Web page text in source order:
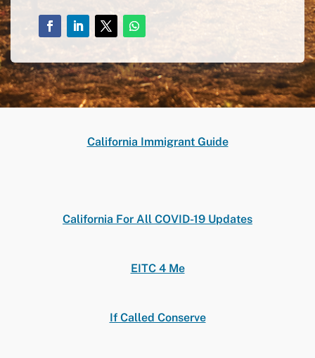
California Immigrant Guide
California For All COVID-19 Updates
EITC 4 Me
If Called Conserve